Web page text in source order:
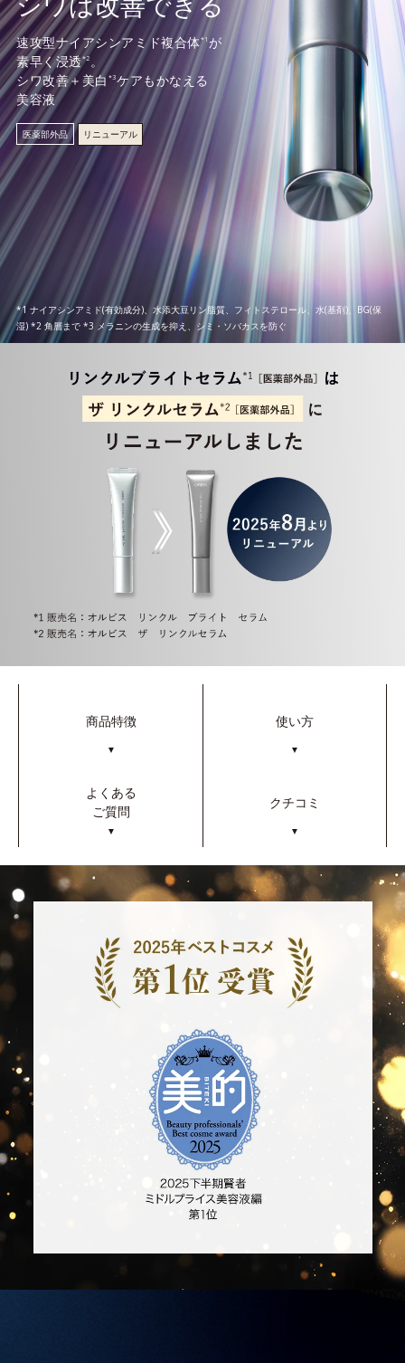
速攻型ナイアシンアミド複合体*1 が
素早く浸透*2 。
シワ改善＋美白 *3ケアもかなえる
美容液
医薬部外品 リニューアル
*1 ナイアシンアミド(有効成分)、水添大豆リン脂質、フィトステロール、水(基剤)、BG(保
湿) *2 角層まで *3 メラニンの生成を抑え、シミ・ソバカスを防ぐ
商品特徴
▼
使い方
▼
よくある
ご質問
▼
クチコミ
▼